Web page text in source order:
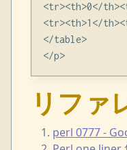
<tr><th>0</
<tr><th>1</
</table>
</p>
リファ
perl 0777 -